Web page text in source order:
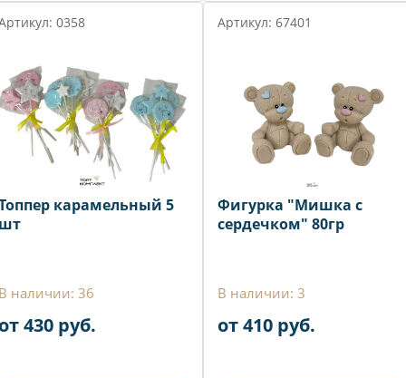
0358
карамельный 5
наличии: 36
430 руб.
Артикул: 67401
Фигурка "Мишка с
сердечком" 80гр
В наличии: 3
от 410 руб.